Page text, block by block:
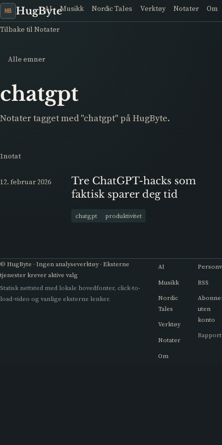
HB HugByte
AI Musikk Nordic Tales Verktøy Notater Om
Tilbake til Notater
Alle emner
chatgpt
Notater tagget med "chatgpt" på HugByte.
1notat
12. februar 2026
Tre ChatGPT-hacks som
faktisk sparer deg tid
chatgpt produktivitet
© HugByte · Ingen analyseverktøy · Eksterne
tjenester krever aktive valg
Statisk nettsted med lokale hovedfonter, click-to-
load-video og vanlige eksterne lenker.
AI
Musikk
Nordic
Tales
Verktøy
Notater
Om
RSS
uten
konto